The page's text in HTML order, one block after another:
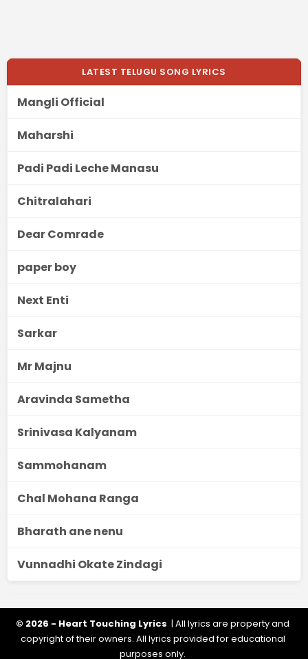
LATEST TELUGU SONG LYRICS
Mangli Official
Maharshi
Padi Padi Leche Manasu
Chitralahari
Dear Comrade
paper boy
Next Enti
Sarkar
Mr Majnu
Aravinda Sametha
Srinivasa Kalyanam
Sammohanam
Chal Mohana Ranga
Bharath ane nenu
Vunnadhi Okate Zindagi
© 2026 - Heart Touching Lyrics | All lyrics are property and
copyright of their owners. All lyrics provided for educational
purposes only.